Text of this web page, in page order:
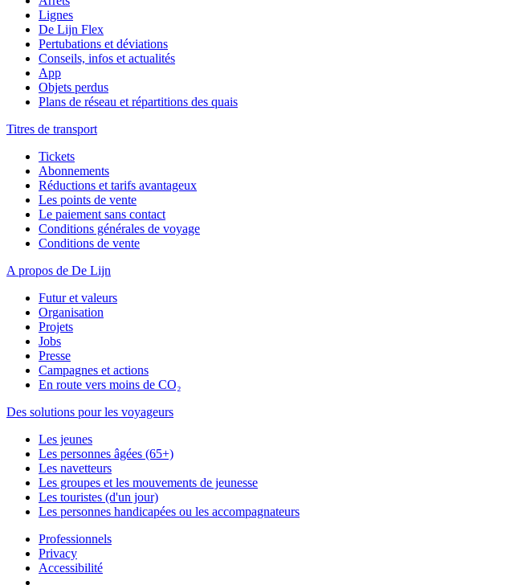
Lignes
De Lijn Flex
Pertubations et déviations
Conseils, infos et actualités
App
Objets perdus
Plans de réseau et répartitions des quais
Titres de transport
Tickets
Abonnements
Réductions et tarifs avantageux
Les points de vente
Le paiement sans contact
Conditions générales de voyage
Conditions de vente
A propos de De Lijn
Futur et valeurs
Organisation
Projets
Jobs
Presse
Campagnes et actions
En route vers moins de CO₂
Des solutions pour les voyageurs
Les jeunes
Les personnes âgées (65+)
Les navetteurs
Les groupes et les mouvements de jeunesse
Les touristes (d'un jour)
Les personnes handicapées ou les accompagnateurs
Professionnels
Privacy
Accessibilité